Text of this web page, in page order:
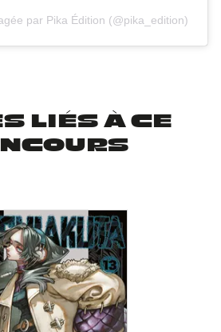
par Pika Édition (@pika_edition)
LIÉS À CE